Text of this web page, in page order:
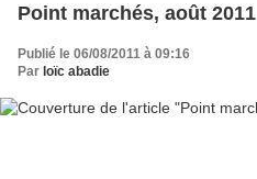
Point marchés, août 2011
Publié le 06/08/2011 à 09:16
Par loïc abadie